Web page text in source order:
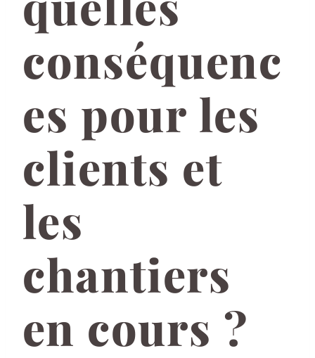
conséquenc
es pour les
clients et
les
chantiers
en cours ?